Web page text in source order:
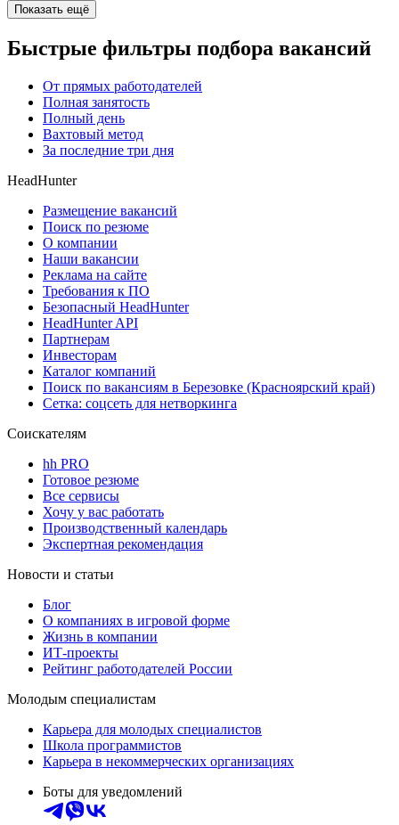
Показать ещё
Быстрые фильтры подбора вакансий
От прямых работодателей
Полная занятость
Полный день
Вахтовый метод
За последние три дня
HeadHunter
Размещение вакансий
Поиск по резюме
О компании
Наши вакансии
Реклама на сайте
Требования к ПО
Безопасный HeadHunter
HeadHunter API
Партнерам
Инвесторам
Каталог компаний
Поиск по вакансиям в Березовке (Красноярский край)
Сетка: соцсеть для нетворкинга
Соискателям
hh PRO
Готовое резюме
Все сервисы
Хочу у вас работать
Производственный календарь
Экспертная рекомендация
Новости и статьи
Блог
О компаниях в игровой форме
Жизнь в компании
ИТ-проекты
Рейтинг работодателей России
Молодым специалистам
Карьера для молодых специалистов
Школа программистов
Карьера в некоммерческих организациях
Боты для уведомлений